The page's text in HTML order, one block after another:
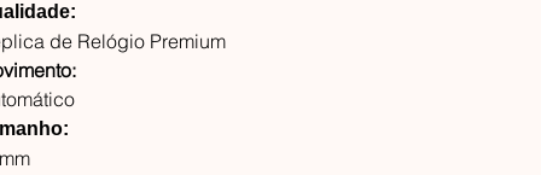
de Relógio Premium